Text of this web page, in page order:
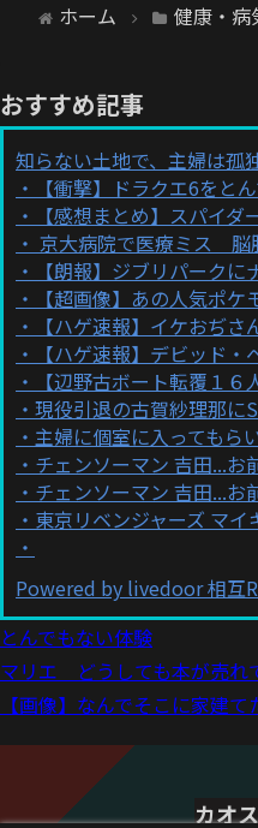
ホーム 健康・病
おすすめ記事
知らない土地で、主婦は孤
【衝撃】ドラクエ6をと
【感想まとめ】スパイ
京大病院で医療ミス 脳
【朗報】ジブリパーク
【超画像】あの人気ポ
【ハゲ速報】イケおぢ
【ハゲ速報】デビッド
【辺野古ボート転覆１
現役引退の古賀紗理那に
主婦に個室に入ってもら
チェンソーマン 吉田...お
チェンソーマン 吉田...お
東京リベンジャーズ マ
Powered by livedoor 相互
とんでもない体験
マリエ どうしても本が売れ
【画像】なんでそこに家建
カオ